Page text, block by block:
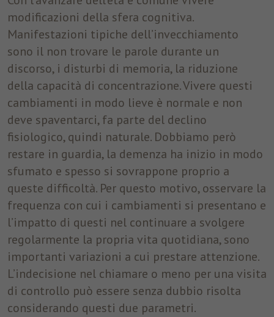
modificazioni della sfera cognitiva.
Manifestazioni tipiche dell’invecchiamento
sono il non trovare le parole durante un
discorso, i disturbi di memoria, la riduzione
della capacità di concentrazione. Vivere questi
cambiamenti in modo lieve è normale e non
deve spaventarci, fa parte del declino
fisiologico, quindi naturale. Dobbiamo però
restare in guardia, la demenza ha inizio in modo
sfumato e spesso si sovrappone proprio a
queste difficoltà. Per questo motivo, osservare la
frequenza con cui i cambiamenti si presentano e
l’impatto di questi nel continuare a svolgere
regolarmente la propria vita quotidiana, sono
importanti variazioni a cui prestare attenzione.
L’indecisione nel chiamare o meno per una visita
di controllo può essere senza dubbio risolta
considerando questi due parametri.